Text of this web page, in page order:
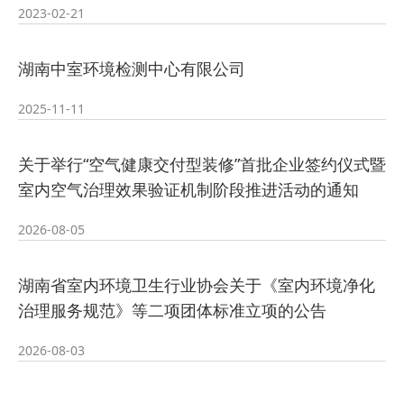
2023-02-21
湖南中室环境检测中心有限公司
2025-11-11
关于举行“空气健康交付型装修”首批企业签约仪式暨
室内空气治理效果验证机制阶段推进活动的通知
2026-08-05
湖南省室内环境卫生行业协会关于《室内环境净化
治理服务规范》等二项团体标准立项的公告
2026-08-03